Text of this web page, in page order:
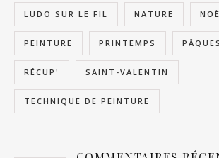
LUDO SUR LE FIL NATURE
PEINTURE PRINTEMPS PÂQUES
RÉCUP' SAINT-VALENTIN
TECHNIQUE DE PEINTURE